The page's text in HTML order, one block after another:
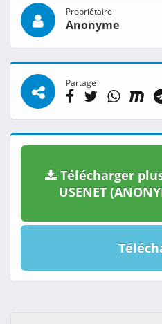
Propriétaire
Anonyme
Partage
Télécharger
USENET